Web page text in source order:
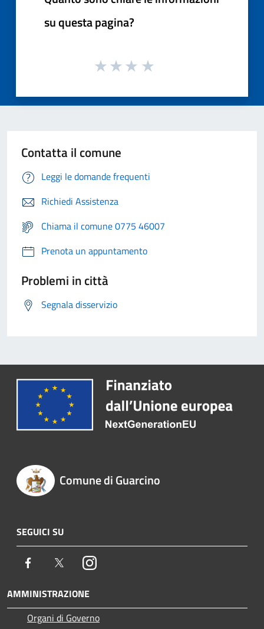
su questa pagina?
Contatta il comune
Leggi le domande frequenti
Richiedi Assistenza
Chiama il comune 0775 46007
Prenota un appuntamento
Problemi in città
Segnala disservizio
Comune di Guarcino
SEGUICI SU
Facebook TwitterInstagram
AMMINISTRAZIONE
Organi di Governo